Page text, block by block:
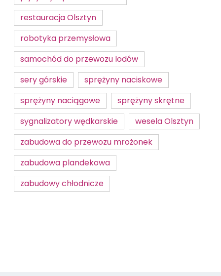
restauracja Olsztyn
robotyka przemysłowa
samochód do przewozu lodów
sery górskie
sprężyny naciskowe
sprężyny naciągowe
sprężyny skrętne
sygnalizatory wędkarskie
wesela Olsztyn
zabudowa do przewozu mrożonek
zabudowa plandekowa
zabudowy chłodnicze